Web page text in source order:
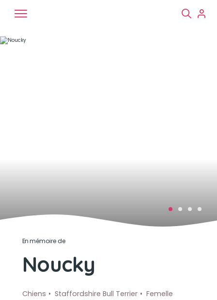
En mémoire de
Noucky
Chiens Staffordshire Bull Terrier
Femelle